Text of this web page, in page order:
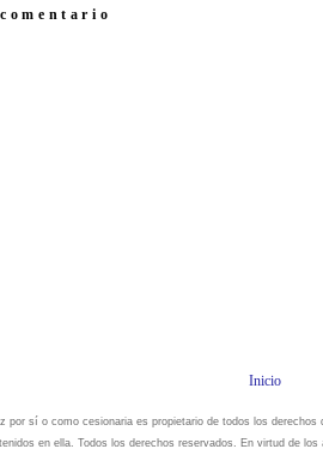
Inicio
por sí o como cesionaria es propietario de todos los
en ella. Todos los derechos reservados. En virtud de